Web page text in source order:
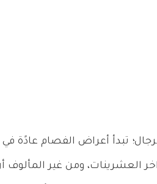
تبدأ أعراض الفصام عادًة
العشرينات، ومن غير